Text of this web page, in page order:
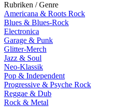
Rubriken / Genre
Americana & Roots Rock
Blues & Blues-Rock
Electronica
Garage & Punk
Glitter-Merch
Jazz & Soul
Neo-Klassik
Pop & Independent
Progressive & Psyche Rock
Reggae & Dub
Rock & Metal